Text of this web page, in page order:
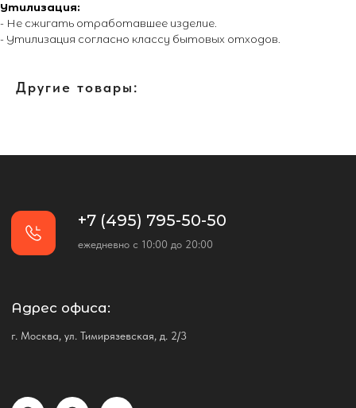
Утилизация:
- Не сжигать отработавшее изделие.
- Утилизация согласно классу бытовых отходов.
Другие товары: